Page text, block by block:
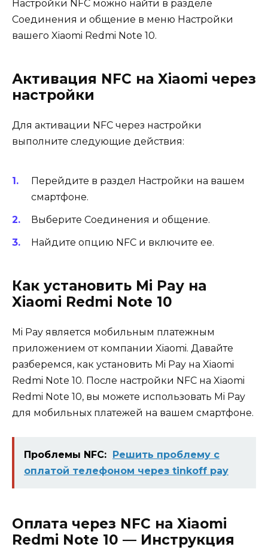
Настройки NFC можно найти в разделе
Соединения и общение в меню Настройки
вашего Xiaomi Redmi Note 10.
Активация NFC на Xiaomi через
настройки
Для активации NFC через настройки
выполните следующие действия:
Перейдите в раздел Настройки на вашем
смартфоне.
Выберите Соединения и общение.
Найдите опцию NFC и включите ее.
Как установить Mi Pay на
Xiaomi Redmi Note 10
Mi Pay является мобильным платежным
приложением от компании Xiaomi. Давайте
разберемся, как установить Mi Pay на Xiaomi
Redmi Note 10. После настройки NFC на Xiaomi
Redmi Note 10, вы можете использовать Mi Pay
для мобильных платежей на вашем смартфоне.
Проблемы NFC:
Решить проблему с
оплатой телефоном через tinkoff pay
Оплата через NFC на Xiaomi
Redmi Note 10 — Инструкция